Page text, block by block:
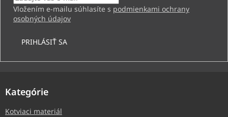
Vložením e-mailu súhlasíte s podmienkami ochrany
osobných údajov
PRIHLÁSIŤ SA
Kategórie
Kotviaci materiál